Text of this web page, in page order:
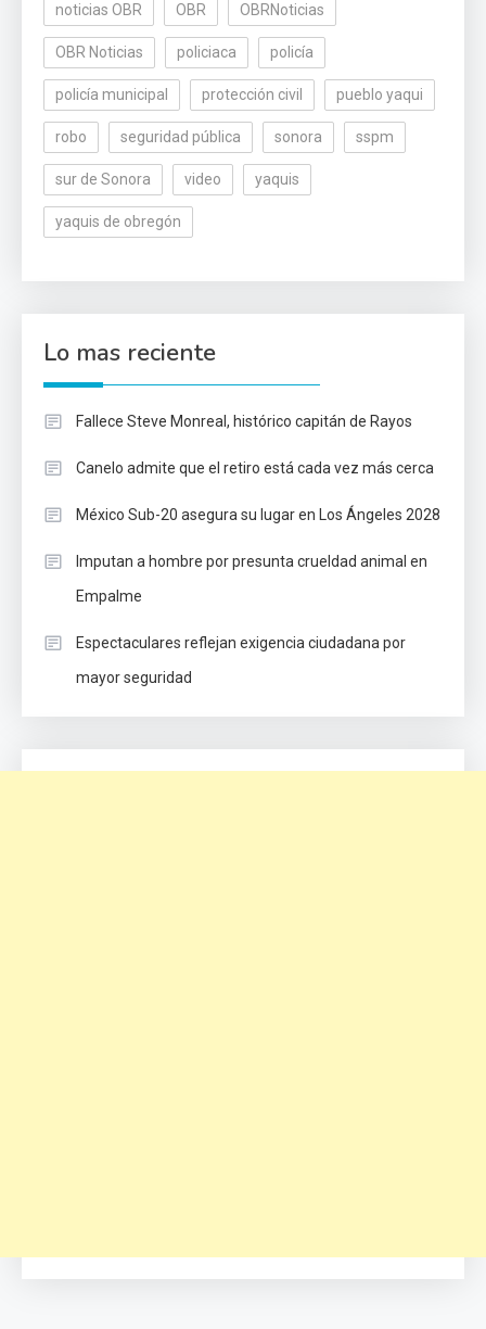
noticias OBR OBR OBRNoticias
OBR Noticias policiaca policía
policía municipal protección civil pueblo yaqui
robo seguridad pública sonora sspm
sur de Sonora video yaquis
yaquis de obregón
Lo mas reciente
Fallece Steve Monreal, histórico capitán de Rayos
Canelo admite que el retiro está cada vez más cerca
México Sub-20 asegura su lugar en Los Ángeles 2028
Imputan a hombre por presunta crueldad animal en
Empalme
Espectaculares reflejan exigencia ciudadana por
mayor seguridad